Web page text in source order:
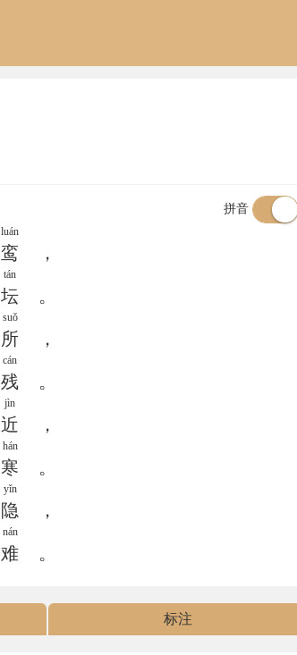
拼音
luán
鸾 ，
tán
坛 。
suǒ
所 ，
cán
残 。
jìn
近 ，
hán
寒 。
yǐn
隐 ，
nán
难 。
标注